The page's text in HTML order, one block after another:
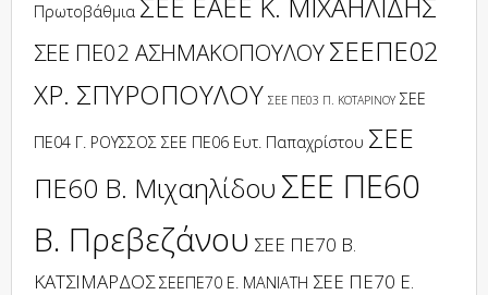
Πρωτοβάθμια
ΣΕΕ ΠΕ02 ΑΣΗΜΑΚΟΠΟΥΛΟΥΣΕΕΠΕ02
ΧΡ. ΣΠΥΡΟΠΟΥΛΟΥ ΣΕΕ ΠΕ03 Π. ΚΟΤΑΡΙΝΟΥ ΣΕΕ
ΠΕ04 Γ. ΡΟΥΣΣΟΣ ΣΕΕ ΠΕ06 Ευτ. Παπαχρίστου ΣΕΕ
ΠΕ60 Β. Μιχαηλίδου ΣΕΕ ΠΕ60
Β. Πρεβεζάνου ΣΕΕ ΠΕ70 Β.
ΚΑΤΣΙΜΑΡΔΟΣ ΣΕΕΠΕ70 Ε. ΜΑΝΙΑΤΗ ΣΕΕ ΠΕ70 Ε.